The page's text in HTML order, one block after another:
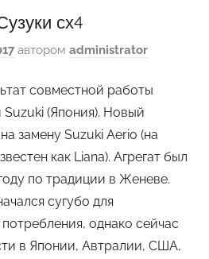
сх4
автором administrator
совместной работы
(Япония). Новый
замену Suzuki Aerio (на
как Liana). Агрегат был
по традиции в Женеве.
сугубо для
однако сейчас
в Японии, Автралии, США,